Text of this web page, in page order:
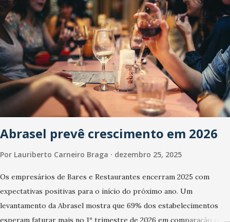
Abrasel prevê crescimento em 2026
Por Lauriberto Carneiro Braga dezembro 25, 2025
Os empresários de Bares e Restaurantes encerram 2025 com
expectativas positivas para o início do próximo ano. Um
levantamento da Abrasel mostra que 69% dos estabelecimentos
esperam faturar mais no 1º trimestre de 2026 em comparação com